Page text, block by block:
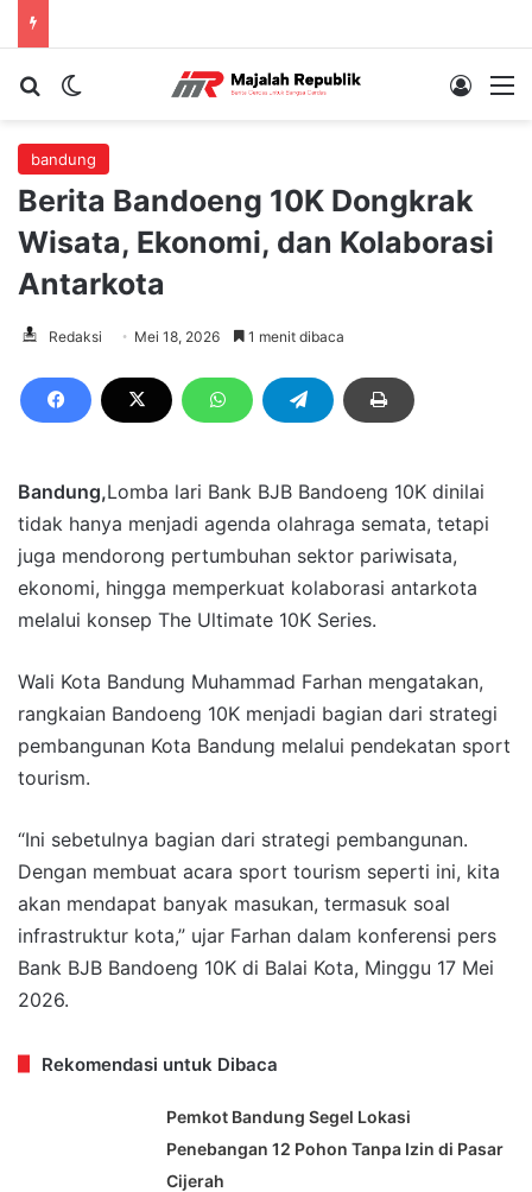
Cari berita...Switch skin Log In
bandung
Berita Bandoeng 10K Dongkrak
Wisata, Ekonomi, dan Kolaborasi
Antarkota
Redaksi Mei 18, 2026 1 menit dibaca
Bandung,Lomba lari Bank BJB Bandoeng 10K dinilai
tidak hanya menjadi agenda olahraga semata, tetapi
juga mendorong pertumbuhan sektor pariwisata,
ekonomi, hingga memperkuat kolaborasi antarkota
melalui konsep The Ultimate 10K Series.
Wali Kota Bandung Muhammad Farhan mengatakan,
rangkaian Bandoeng 10K menjadi bagian dari strategi
pembangunan Kota Bandung melalui pendekatan sport
tourism.
“Ini sebetulnya bagian dari strategi pembangunan.
Dengan membuat acara sport tourism seperti ini, kita
akan mendapat banyak masukan, termasuk soal
infrastruktur kota,” ujar Farhan dalam konferensi pers
Bank BJB Bandoeng 10K di Balai Kota, Minggu 17 Mei
2026.
Rekomendasi untuk Dibaca
Pemkot Bandung Segel Lokasi
Penebangan 12 Pohon Tanpa Izin di Pasar
Cijerah